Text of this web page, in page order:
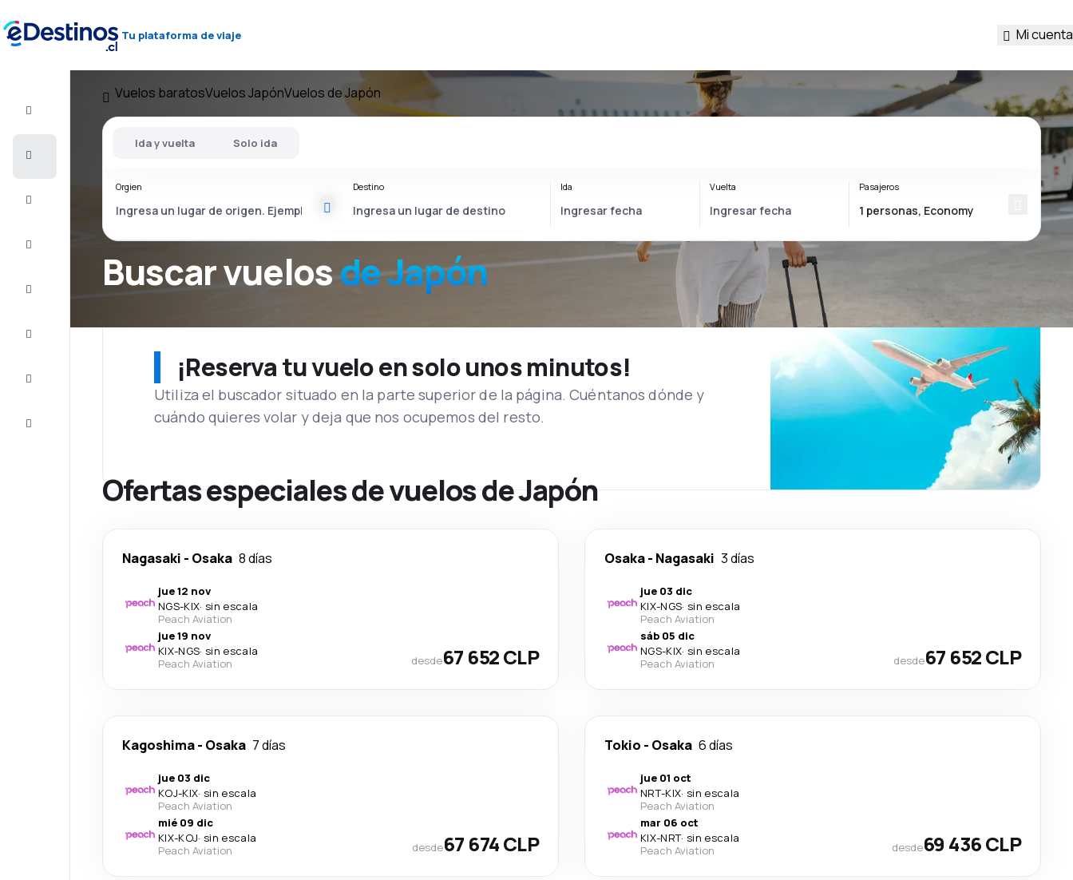
Tu plataforma de viaje Mi cuenta
Completa
Vuelos baratosVuelos JapónVuelos de Japón
Buscar vuelosde Japón
Ida y vuelta Solo ida
Orgien Destino Ida Vuelta Pasajeros
¡Reserva tu vuelo en solo unos minutos!
Utiliza el buscador situado en la parte superior de la página. Cuéntanos dónde y
cuándo quieres volar y deja que nos ocupemos del resto.
Ofertas especiales de vuelos de Japón
Nagasaki - Osaka 8 días
jue 12 nov
NGS-KIX· sin escala
Peach Aviation
jue 19 nov
KIX-NGS· sin escala
Peach Aviation
desde67 652 CLP
Osaka- Nagasaki 3 días
jue 03 dic
KIX-NGS· sin escala
Peach Aviation
sáb 05 dic
NGS-KIX· sin escala
Peach Aviation
desde67 652 CLP
Kagoshima- Osaka 7 días
jue 03 dic
KOJ-KIX· sin escala
Peach Aviation
mié 09 dic
KIX-KOJ· sin escala
Peach Aviation
desde67 674 CLP
Tokio - Osaka 6 días
jue 01 oct
NRT-KIX· sin escala
Peach Aviation
mar 06 oct
KIX-NRT· sin escala
Peach Aviation
desde69 436 CLP